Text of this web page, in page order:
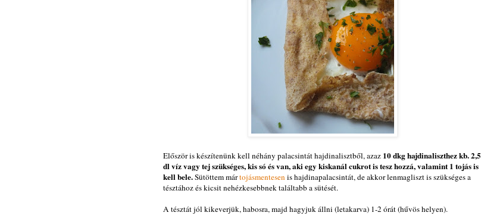
Először is készítenünk kell néhány palacsintát hajdinalisztből, azaz 10 dkg hajdinaliszthez kb. 2,5
dl víz vagy tej szükséges, kis só és van, aki egy kiskanál cukrot is tesz hozzá, valamint 1 tojás is
kell bele.Sütöttem mártojásmentesenis hajdinapalacsintát, de akkor lenmagliszt is szükséges a
tésztához és kicsit nehézkesebbnek találtabb a sütését.
A tésztát jól kikeverjük, habosra, majd hagyjuk állni (letakarva) 1-2 órát (hűvös helyen).